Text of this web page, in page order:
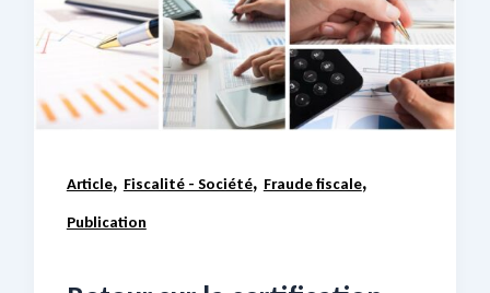
Article, Fiscalité - Société, Fraude fiscale,
Publication